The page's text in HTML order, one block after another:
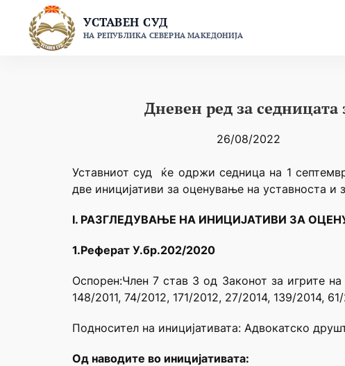
content
УСТАВЕН СУД
НА РЕПУБЛИКА СЕВЕРНА МАКЕДОНИЈА
Дневен ред за
26/08/2022
Уставниот суд ќе одржи седница на 1
две иницијативи за оценување на уставноста
I. РАЗГЛЕДУВАЊЕ НА ИНИЦИЈАТИВИ ЗА
1.Реферат У.бр.202/2020
Оспорен:Член 7 став 3 од Законот за игрите
148/2011, 74/2012, 171/2012, 27/2014, 139/2014,
Подносител на иницијативата: Адвокатско
Oд наводите во иницијативaтa: